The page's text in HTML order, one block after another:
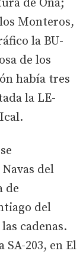
de Oña;
Monteros,
la BU-
de los
había tres
la LE-
del
de
del
cadenas.
SA-203, en El